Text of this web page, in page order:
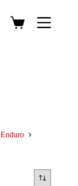
Panier